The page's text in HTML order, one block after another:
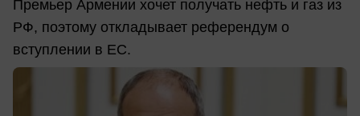
Премьер Армении хочет получать нефть и газ из
РФ, поэтому откладывает референдум о
вступлении в ЕС.